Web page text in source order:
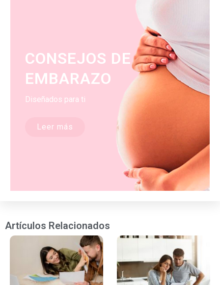
CONSEJOS DE
EMBARAZO
Diseñados para ti
Leer más
Artículos Relacionados